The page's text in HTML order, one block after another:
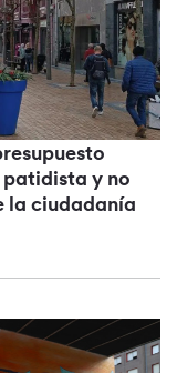
y no
la ciudadanía